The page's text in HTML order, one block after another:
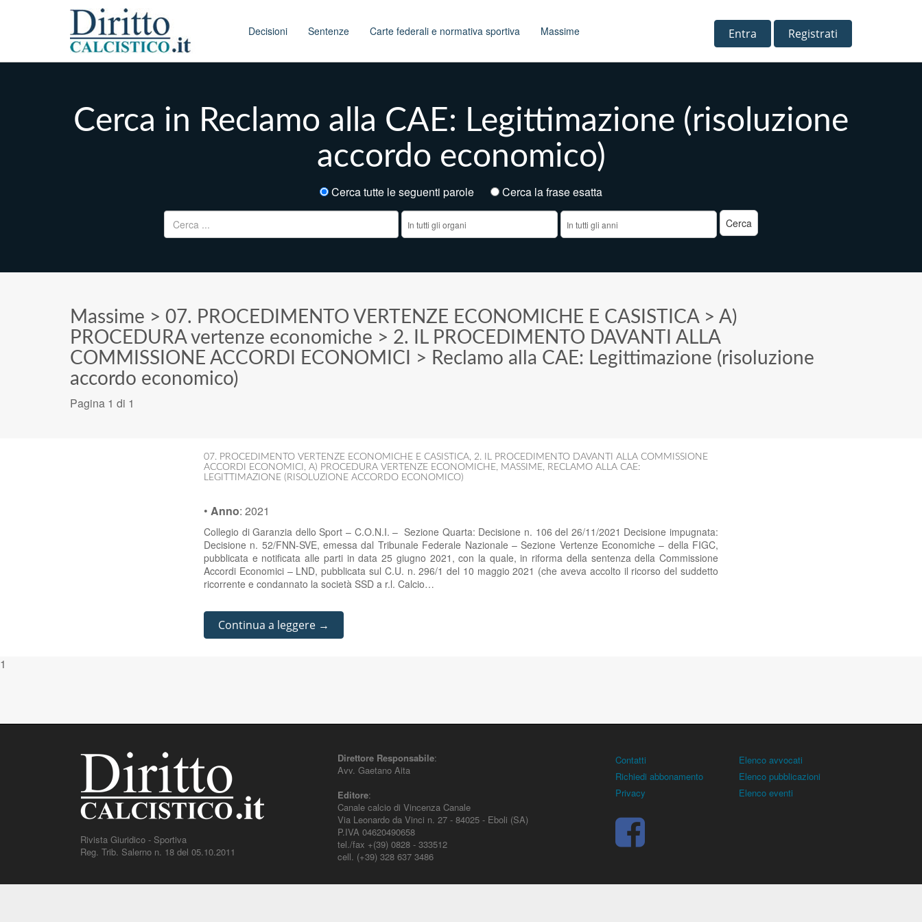
Main menu Decisioni Sentenze Carte federali e normativa sportiva Massime Entra Registrati
Cerca in Reclamo alla CAE: Legittimazione (risoluzione
accordo economico)
Cerca tutte le seguenti parole
Cerca la frase esatta
Ricerca per:
Massime > 07. PROCEDIMENTO VERTENZE ECONOMICHE E CASISTICA> A)
PROCEDURA vertenze economiche > 2. IL PROCEDIMENTO DAVANTI ALLA
COMMISSIONE ACCORDI ECONOMICI
> Reclamo alla CAE: Legittimazione (risoluzione
accordo economico)
Pagina 1 di 1
07. PROCEDIMENTO VERTENZE ECONOMICHE E CASISTICA, 2. IL PROCEDIMENTO DAVANTI ALLA COMMISSIONE
ACCORDI ECONOMICI , A) PROCEDURA VERTENZE ECONOMICHE, MASSIME, RECLAMO ALLA CAE:
LEGITTIMAZIONE (RISOLUZIONE ACCORDO ECONOMICO)
• Anno: 2021
Collegio di Garanzia dello Sport – C.O.N.I. – Sezione Quarta: Decisione n. 106 del 26/11/2021 Decisione impugnata:
Decisione n. 52/FNN-SVE, emessa dal Tribunale Federale Nazionale – Sezione Vertenze Economiche – della FIGC,
pubblicata e notificata alle parti in data 25 giugno 2021, con la quale, in riforma della sentenza della Commissione
Accordi Economici – LND, pubblicata sul C.U. n. 296/1 del 10 maggio 2021 (che aveva accolto il ricorso del suddetto
ricorrente e condannato la società SSD a r.l. Calcio…
Continua a leggere →
1
Rivista Giuridico - Sportiva
Reg. Trib. Salerno n. 18 del 05.10.2011
Direttore Responsabile:
Avv. Gaetano Aita
Editore:
Canale calcio di Vincenza Canale
Via Leonardo da Vinci n. 27 - 84025 - Eboli (SA)
P.IVA 04620490658
tel./fax +(39) 0828 - 333512
cell. (+39) 328 637 3486
Contatti
Richiedi abbonamento
Privacy
Elenco avvocati
Elenco pubblicazioni
Elenco eventi